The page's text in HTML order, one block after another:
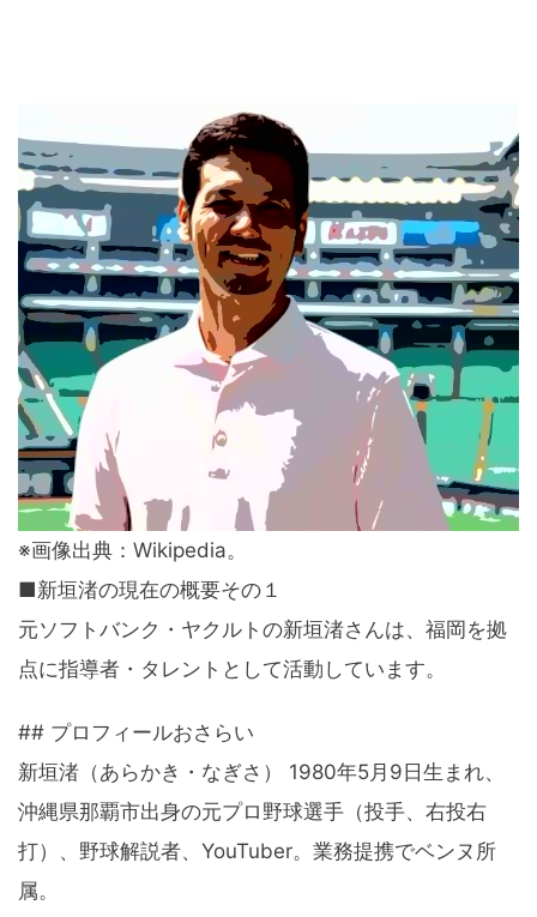
※画像出典：Wikipedia。
■新垣渚の現在の概要その１
元ソフトバンク・ヤクルトの新垣渚さんは、福岡を拠
点に指導者・タレントとして活動しています。
## プロフィールおさらい
新垣渚（あらかき・なぎさ） 1980年5月9日生まれ、
沖縄県那覇市出身の元プロ野球選手（投手、右投右
打）、野球解説者、YouTuber。業務提携でベンヌ所
属。